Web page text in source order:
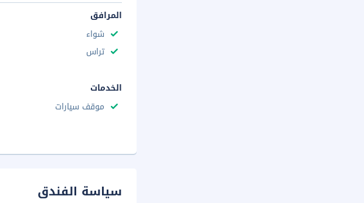
المرافق
شواء
تراس
الخدمات
موقف سيارات
سياسة الفندق